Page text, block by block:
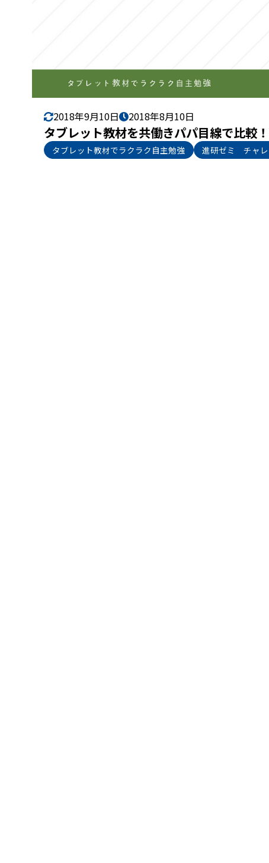
2018年9月10日 2018年8月10日
タブレット教材を共働きパパ目線で比較
タブレット教材でラクラク自主勉強
進研ゼミ チャレ